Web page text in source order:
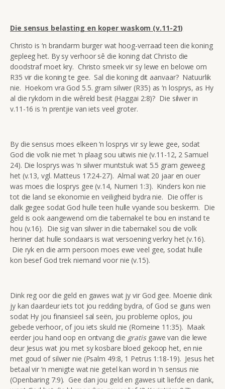
Die sensus belasting en koper waskom (v.11-21)
Christo is ‘n brandarm burger wat hoog-verraad teen die koning
gepleeg het. By sy verhoor sê die koning dat Christo die
doodstraf moet kry. Christo smeek vir sy lewe en belowe om
R35 vir die koning te gee. Sal die koning dit aanvaar? Natuurlik
nie. Hoekom vra God 5.5. gram silwer (R35) as ‘n losprys, as Hy
al die rykdom in die wêreld besit (Haggai 2:8)? Die silwer in
v.11-16 is ‘n prentjie van iets veel groter.
By die sensus moes elkeen ‘n losprys vir sy lewe gee, sodat
God die volk nie met ‘n plaag sou uitwis nie (v.11-12, 2 Samuel
24). Die losprys was ‘n silwer muntstuk wat 5.5 gram geweeg
het (v.13, vgl. Matteus 17:24-27). Almal wat 20 jaar en ouer
was moes die losprys gee (v.14, Numeri 1:3). Kinders kon nie
tot die land se ekonomie en veiligheid bydra nie. Die offer is
dalk gegee sodat God hulle teen hulle vyande sou beskerm. Die
geld is ook aangewend om die tabernakel te bou en instand te
hou (v.16). Die sig van silwer in die tabernakel sou die volk
heriner dat hulle sondaars is wat versoening verkry het (v.16).
Die ryk en die arm persoon moes ewe veel gee, sodat hulle
kon besef God trek niemand voor nie (v.15).
Dink reg oor die geld en gawes wat jy vir God gee. Moenie dink
jy kan daardeur iets tot jou redding bydra, of God se guns wen
sodat Hy jou finansieel sal seën, jou probleme oplos, jou
gebede verhoor, of jou iets skuld nie (Romeine 11:35). Maak
eerder jou hand oop en ontvang die gratisgawe van die lewe
deur Jesus wat jou met sy kosbare bloed gekoop het, en nie
met goud of silwer nie (Psalm 49:8, 1 Petrus 1:18-19). Jesus het
betaal vir ‘n menigte wat nie getel kan word in ‘n sensus nie
(Openbaring 7:9). Gee dan jou geld en gawes uit liefde en dank,